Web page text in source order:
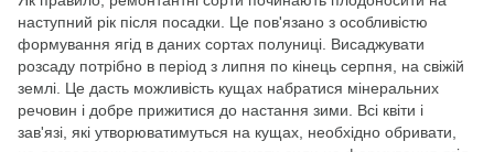
наступний рік після посадки. Це пов'язано з особливістю
формування ягід в даних сортах полуниці. Висаджувати
розсаду потрібно в період з липня по кінець серпня, на свіжій
землі. Це дасть можливість кущах набратися мінеральних
речовин і добре прижитися до настання зими. Всі квіти і
зав'язі, які утворюватимуться на кущах, необхідно обривати,